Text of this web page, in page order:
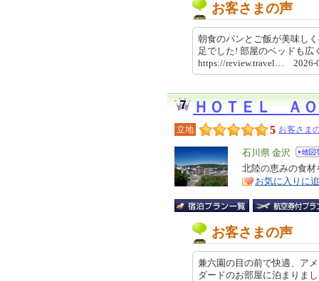
お客さまの声
朝食のパンとご飯が美味し
足でした! 部屋のベッドも
https://review.travel… 2026-
ＨＯＴＥＬ Ａ
立地 5 お客さま
エ
リ
ア
石川県 金沢
特
徴
北陸の恵みの食
お気に入りに
お客さまの声
兼六園の目の前で快適、ア
ダードのお部屋に泊まりま